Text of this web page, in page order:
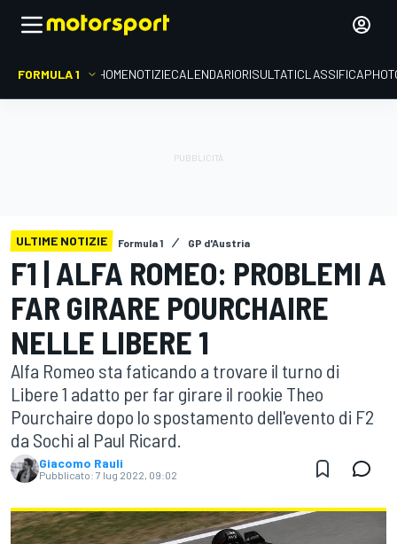
FORMULA 1 HOMENOTIZIECALENDARIORISULTATICLASSIFICA
ULTIME NOTIZIE Formula 1 GP d'Austria
F1 | ALFA ROMEO: PROBLEMI A
FAR GIRARE POURCHAIRE
NELLE LIBERE 1
Alfa Romeo sta faticando a trovare il turno di
Libere 1 adatto per far girare il rookie Theo
Pourchaire dopo lo spostamento dell'evento di F2
da Sochi al Paul Ricard.
Giacomo Rauli
Pubblicato: 7 lug 2022, 09:02